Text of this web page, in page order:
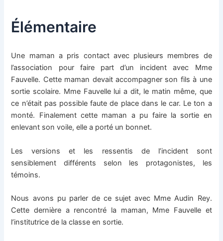
Élémentaire
Une maman a pris contact avec plusieurs membres de
l’association pour faire part d’un incident avec Mme
Fauvelle. Cette maman devait accompagner son fils à une
sortie scolaire. Mme Fauvelle lui a dit, le matin même, que
ce n’était pas possible faute de place dans le car. Le ton a
monté. Finalement cette maman a pu faire la sortie en
enlevant son voile, elle a porté un bonnet.
Les versions et les ressentis de l’incident sont
sensiblement différents selon les protagonistes, les
témoins.
Nous avons pu parler de ce sujet avec Mme Audin Rey.
Cette dernière a rencontré la maman, Mme Fauvelle et
l’institutrice de la classe en sortie.